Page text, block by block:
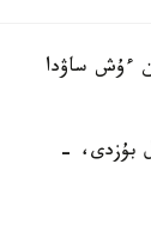
ءۇش ساۋدا
بۇزدى، -